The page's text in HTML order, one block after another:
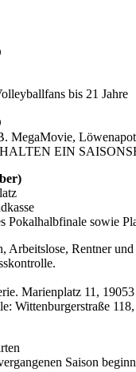
bis 21 Jahre
MegaMovie,
EIN
Pokalhalbfinale sowie
Arbeitslose, Rentner
Marienplatz 11,
Wittenburgerstraße
Saison